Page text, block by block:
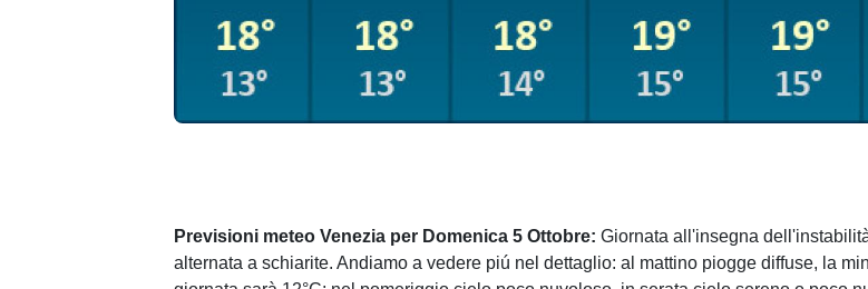
Previsioni meteo Venezia per Domenica 5 Ottobre: Giornata all'insegna
alternata a schiarite. Andiamo a vedere piú nel dettaglio: al mattino piogge diffuse, la